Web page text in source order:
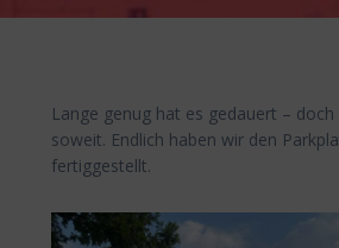
Lange genug hat es gedauert –
soweit. Endlich haben wir den
fertiggestellt.